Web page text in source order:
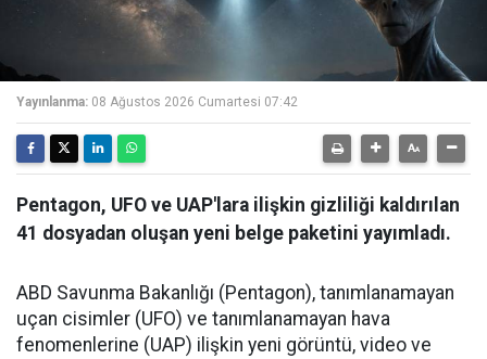
Yayınlanma: 08 Ağustos 2026 Cumartesi 07:42
Pentagon, UFO ve UAP'lara ilişkin gizliliği kaldırılan
41 dosyadan oluşan yeni belge paketini yayımladı.
ABD Savunma Bakanlığı (Pentagon), tanımlanamayan
uçan cisimler (UFO) ve tanımlanamayan hava
fenomenlerine (UAP) ilişkin yeni görüntü, video ve